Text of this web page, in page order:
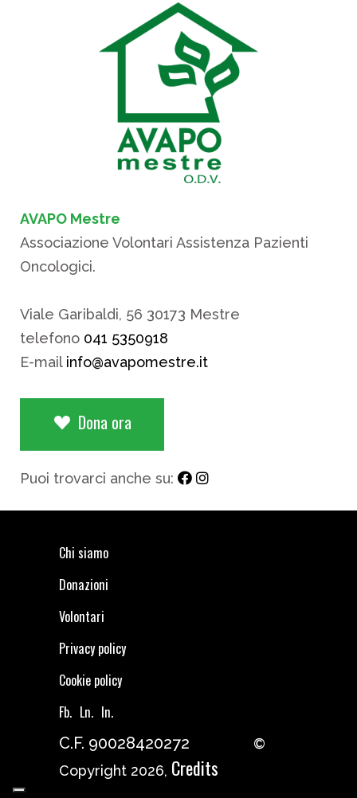
AVAPO Mestre
Associazione Volontari Assistenza Pazienti
Oncologici.
Viale Garibaldi, 56 30173 Mestre
telefono 041 5350918
E-mail info@avapomestre.it
Dona ora
Puoi trovarci anche su:
Chi siamo
Donazioni
Volontari
Privacy policy
Cookie policy
Fb. Ln. In.
C.F. 90028420272
©
Copyright 2026, Credits